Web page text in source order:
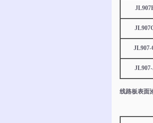
JL907-
线路板表面